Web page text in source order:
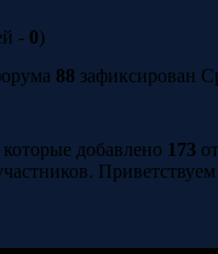
- 0)
88 зафиксирован
добавлено 173